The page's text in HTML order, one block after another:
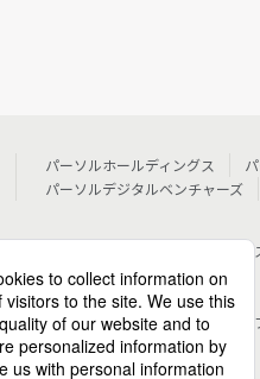
パーソルホールディングス
パーソルデジタルベンチャーズ
テン
転職・就職
doda
その他
シェ